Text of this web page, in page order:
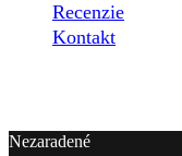
Recenzie
Kontakt
Nezaradené